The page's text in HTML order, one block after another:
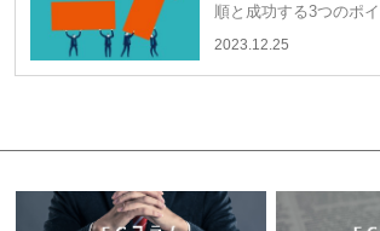
順と成功する3つのポ
2023.12.25